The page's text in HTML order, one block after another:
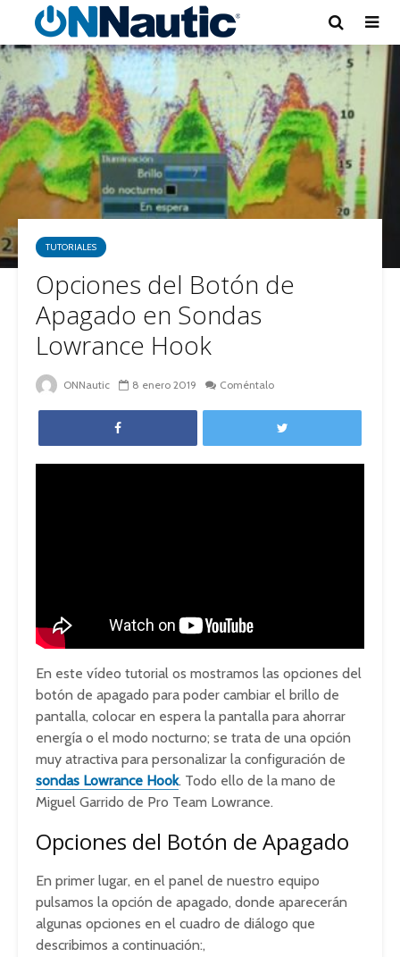
TUTORIALES
Opciones del Botón de
Apagado en Sondas
Lowrance Hook
ONNautic 8 enero 2019 Coméntalo
En este vídeo tutorial os mostramos las opciones del
botón de apagado para poder cambiar el brillo de
pantalla, colocar en espera la pantalla para ahorrar
energía o el modo nocturno; se trata de una opción
muy atractiva para personalizar la configuración de
sondas Lowrance Hook. Todo ello de la mano de
Miguel Garrido de Pro Team Lowrance.
Opciones del Botón de Apagado
En primer lugar, en el panel de nuestro equipo
pulsamos la opción de apagado, donde aparecerán
algunas opciones en el cuadro de diálogo que
describimos a continuación:,